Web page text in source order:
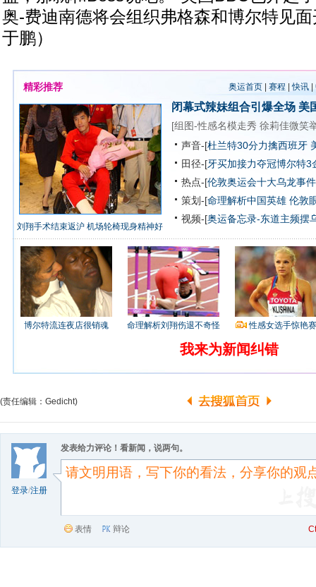
奥-费迪南德将会组织弗格森和博尔特见
于鹏）
精彩推荐 奥运首页| 赛程 |快讯|
刘翔手术结束返沪 机场轮椅现身精神好
闭幕式辣妹组合引爆全场 美
[组图-性感名模走秀 徐莉佳微笑
声音-[杜兰特30分力擒西班牙
田径-[牙买加接力夺冠博尔特3
热点-[伦敦奥运会十大乌龙事件
策划-[命理解析中国英雄 伦敦
视频-[奥运备忘录-东道主频摆
博尔特流连夜店很销魂 命理解析刘翔伤退不奇怪 性感女选手惊艳
我来为新闻纠错
(责任编辑：Gedicht)
登录/注册
发表给力评论！看新闻，说两句。
表情 辩论